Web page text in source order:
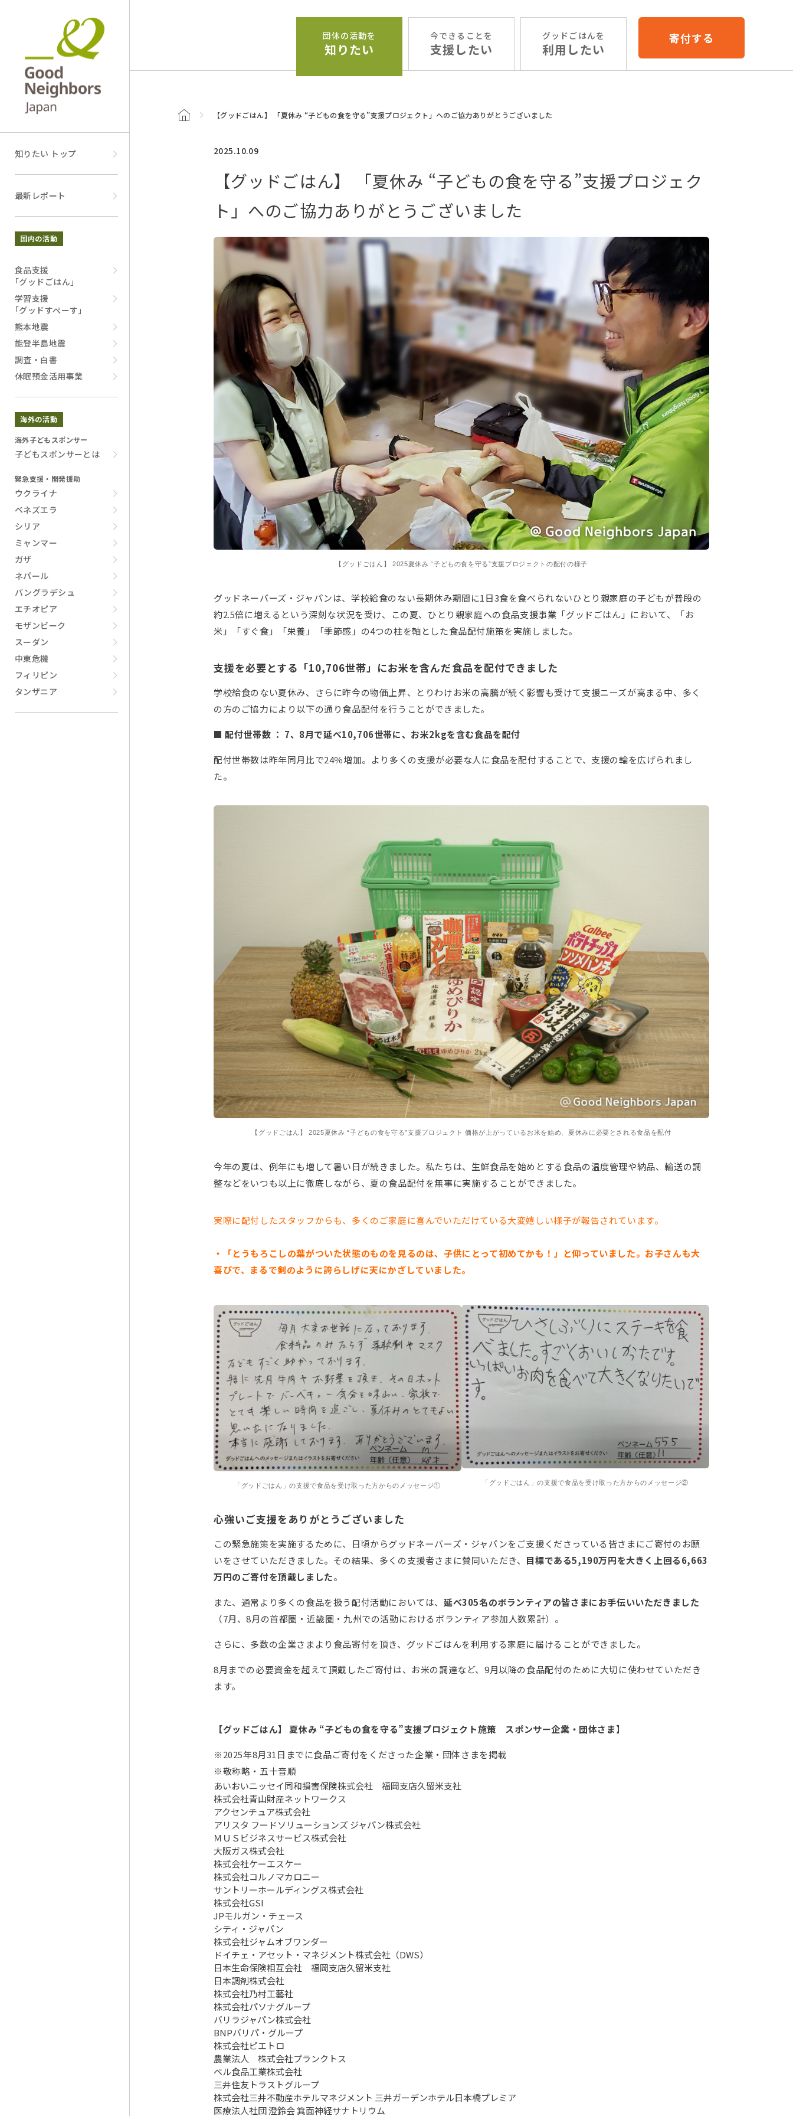
団体の活動を
知りたい
今できることを
支援したい
グッドごはんを
利用したい
寄付する
トップページ【グッドごはん】 「夏休み “子どもの食を守る”支援プロジェクト」へのご協力ありがとうございました
2025.10.09
【グッドごはん】 「夏休み “子どもの食を守る”支援プロジェク
ト」へのご協力ありがとうございました
【グッドごはん】 2025夏休み “子どもの食を守る”支援プロジェクトの配付の様子
グッドネーバーズ・ジャパンは、学校給食のない長期休み期間に1日3食を食べられないひとり親家庭の子どもが普段の
約2.5倍に増えるという深刻な状況を受け、この夏、ひとり親家庭への食品支援事業「グッドごはん」において、「お
米」「すぐ食」「栄養」「季節感」の4つの柱を軸とした食品配付施策を実施しました。
支援を必要とする 「10,706世帯」にお米を含んだ食品を配付できました
学校給食のない夏休み、さらに昨今の物価上昇、とりわけお米の高騰が続く影響も受けて支援ニーズが高まる中、多く
の方のご協力により以下の通り食品配付を行うことができました。
■ 配付世帯数 ： 7、8月で延べ10,706世帯に、お米2kgを含む食品を配付
配付世帯数は昨年同月比で24％増加。より多くの支援が必要な人に食品を配付することで、支援の輪を広げられまし
た。
【グッドごはん】 2025夏休み “子どもの食を守る”支援プロジェクト 価格が上がっているお米を始め、夏休みに必要とされる食品を配付
今年の夏は、例年にも増して暑い日が続きました。私たちは、生鮮食品を始めとする食品の温度管理や納品、輸送の調
整などをいつも以上に徹底しながら、夏の食品配付を無事に実施することができました。
実際に配付したスタッフからも、多くのご家庭に喜んでいただけている大変嬉しい様子が報告されています。
・「とうもろこしの葉がついた状態のものを見るのは、子供にとって初めてかも！」と仰っていました。お子さんも大
喜びで、まるで剣のように誇らしげに天にかざしていました。
「グッドごはん」の支援で食品を受け取った方からのメッセージ① 「グッドごはん」の支援で食品を受け取った方からのメッセージ②
心強いご支援をありがとうございました
この緊急施策を実施するために、日頃からグッドネーバーズ・ジャパンをご支援くださっている皆さまにご寄付のお願
いをさせていただきました。その結果、多くの支援者さまに賛同いただき、 目標である5,190万円を大きく上回る6,663
万円のご寄付を頂戴しました。
また、通常より多くの食品を扱う配付活動においては、延べ305名のボランティアの皆さまにお手伝いいただきました
（7月、8月の首都圏・近畿圏・九州での活動におけるボランティア参加人数累計）。
さらに、多数の企業さまより食品寄付を頂き、グッドごはんを利用する家庭に届けることができました。
8月までの必要資金を超えて頂戴したご寄付は、お米の調達など、9月以降の食品配付のために大切に使わせていただき
ます。
【グッドごはん】 夏休み “子どもの食を守る”支援プロジェクト施策 スポンサー企業・団体さま】
※2025年8月31日までに食品ご寄付をくださった企業・団体さまを掲載
※敬称略・五十音順
あいおいニッセイ同和損害保険株式会社 福岡支店久留米支社
株式会社青山財産ネットワークス
アクセンチュア株式会社
アリスタ フードソリューションズ ジャパン株式会社
ＭＵＳビジネスサービス株式会社
大阪ガス株式会社
株式会社ケーエスケー
株式会社コルノマカロニー
サントリーホールディングス株式会社
株式会社GSI
JPモルガン・チェース
シティ・ジャパン
株式会社ジャムオブワンダー
ドイチェ・アセット・マネジメント株式会社（DWS）
日本生命保険相互会社 福岡支店久留米支社
日本調剤株式会社
株式会社乃村工藝社
株式会社パソナグループ
バリラジャパン株式会社
BNPバリパ・グループ
株式会社ピエトロ
農業法人 株式会社プランクトス
ベル食品工業株式会社
三井住友トラストグループ
株式会社三井不動産ホテルマネジメント 三井ガーデンホテル日本橋プレミア
医療法人社団 澄鈴会 箕面神経サナトリウム
知りたい トップ
最新レポート
国内の活動
食品支援
｢グッドごはん｣
学習支援
｢グッドすぺーす｣
熊本地震
能登半島地震
調査・白書
休眠預金活用事業
海外の活動
海外子どもスポンサー
子どもスポンサーとは
緊急支援・開発援助
ウクライナ
ベネズエラ
シリア
ミャンマー
ガザ
ネパール
バングラデシュ
エチオピア
モザンビーク
スーダン
中東危機
フィリピン
タンザニア